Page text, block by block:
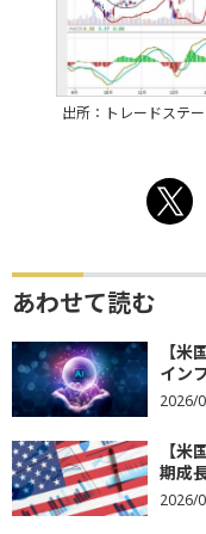
出所：トレードステ
あわせて読む
【
イン
2026/
【
期成
2026/